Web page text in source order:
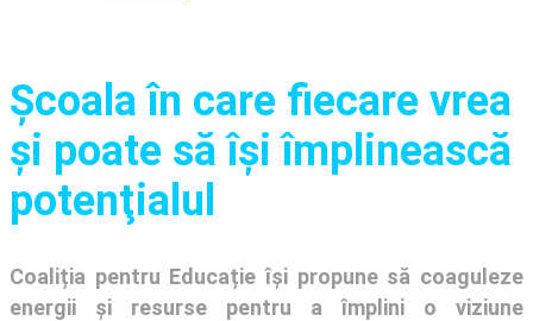
Şcoala în care fiecare vrea
și poate să își împlinească
potenţialul
Coaliția pentru Educație își propune să coaguleze
energii și resurse pentru a împlini o viziune